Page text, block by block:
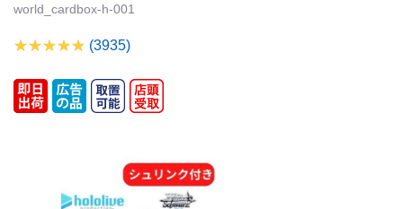
world_cardbox-h-001
(3935)